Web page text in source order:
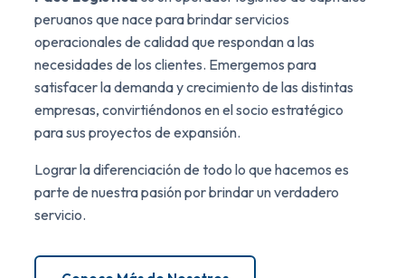
peruanos que nace para brindar servicios
operacionales de calidad que respondan a las
necesidades de los clientes. Emergemos para
satisfacer la demanda y crecimiento de las distintas
empresas, convirtiéndonos en el socio estratégico
para sus proyectos de expansión.
Lograr la diferenciación de todo lo que hacemos es
parte de nuestra pasión por brindar un verdadero
servicio.